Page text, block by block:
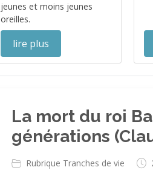
jeunes et moins jeunes
oreilles.
lire plus
La mort du roi
générations
Rubrique Tranches de vie